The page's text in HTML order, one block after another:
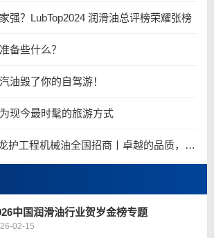
强？LubTop2024 润滑油总评榜荣耀张榜
备些什么？
油毁了你的自驾游！
现今最时髦的旅游方式
10、玉柴马石油-龙护工程机械油全国招商丨卓越的品质，专业的品牌！
中国润滑油行业贺岁金榜专题
02-15